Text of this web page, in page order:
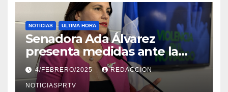
NOTICIAS ULTIMA HORA
Senadora Ada Álvarez
presenta medidas ante la
violencia en el noviazgo
4/FEBRERO/2025 REDACCION
NOTICIASPRTV